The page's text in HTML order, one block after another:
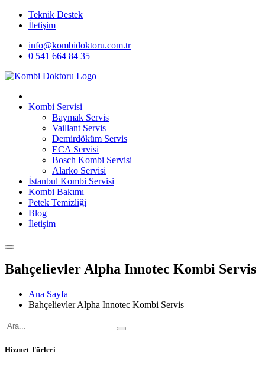
Teknik Destek
İletişim
info@kombidoktoru.com.tr
0 541 664 84 35
Kombi Servisi
Baymak Servis
Vaillant Servis
Demirdöküm Servis
ECA Servisi
Bosch Kombi Servisi
Alarko Servisi
İstanbul Kombi Servisi
Kombi Bakımı
Petek Temizliği
Blog
İletişim
Bahçelievler Alpha Innotec Kombi Servis
Ana Sayfa
Bahçelievler Alpha Innotec Kombi Servis
Hizmet Türleri